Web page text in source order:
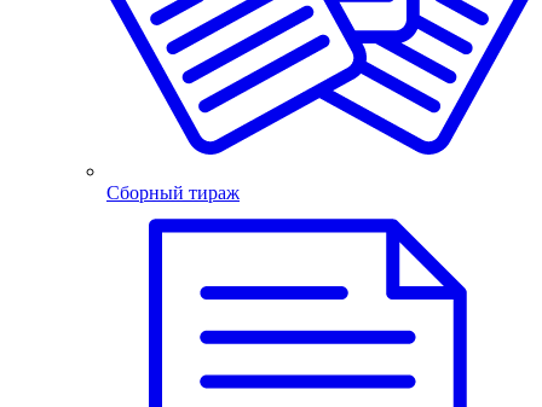
Сборный тираж